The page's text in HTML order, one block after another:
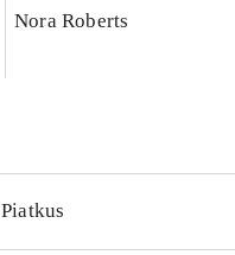
Nora Roberts
Piatkus